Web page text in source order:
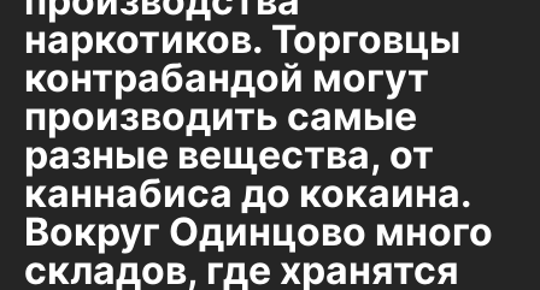
наркотиков. Торговцы
контрабандой могут
производить самые
разные вещества, от
каннабиса до кокаина.
Вокруг Одинцово много
складов, где хранятся